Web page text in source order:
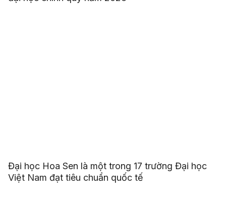
Đại học Hoa Sen là một trong 17 trường Đại học
Việt Nam đạt tiêu chuẩn quốc tế